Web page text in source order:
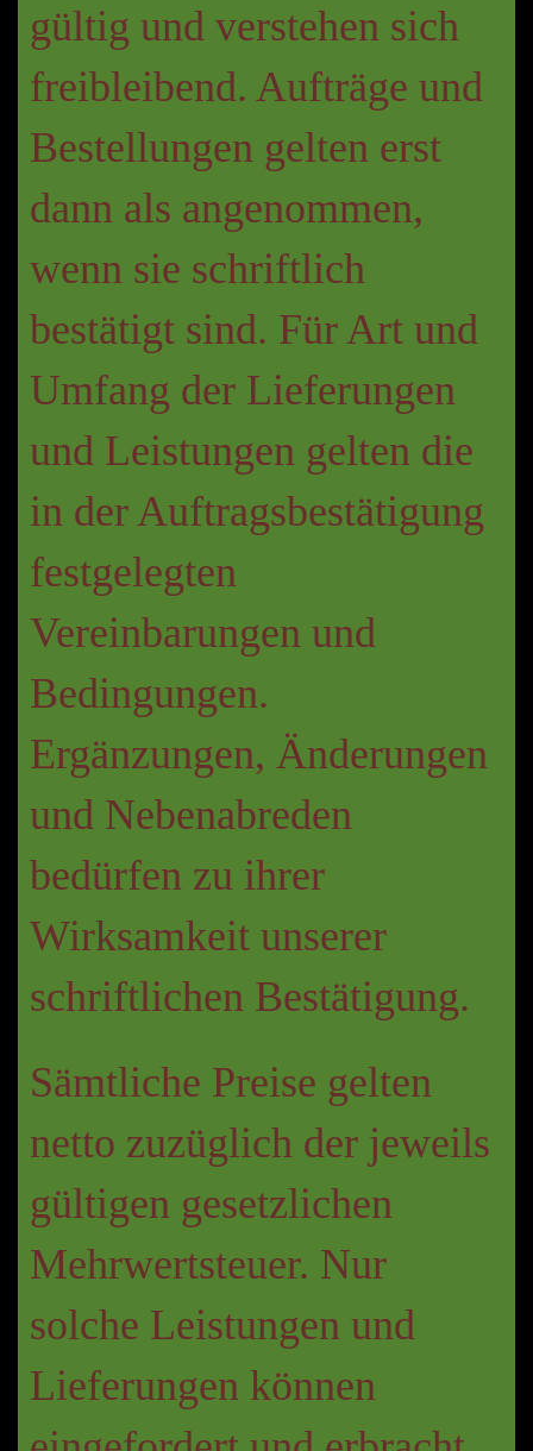
gültig und verstehen sich
freibleibend. Aufträge und
Bestellungen gelten erst
dann als angenommen,
wenn sie schriftlich
bestätigt sind. Für Art und
Umfang der Lieferungen
und Leistungen gelten die
in der Auftragsbestätigung
festgelegten
Vereinbarungen und
Bedingungen.
Ergänzungen, Änderungen
und Nebenabreden
bedürfen zu ihrer
Wirksamkeit unserer
schriftlichen Bestätigung.
Sämtliche Preise gelten
netto zuzüglich der jeweils
gültigen gesetzlichen
Mehrwertsteuer. Nur
solche Leistungen und
Lieferungen können